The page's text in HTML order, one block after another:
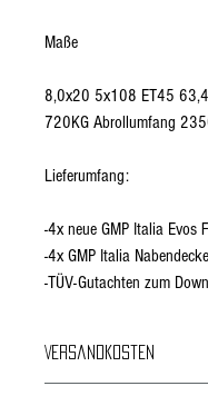
Maße
8,0x20 5x108 ET45
720KG Abrollumfang
Lieferumfang:
-4x neue GMP Italia Evos
-4x GMP Italia
-TÜV-Gutachten zum
Versandkosten